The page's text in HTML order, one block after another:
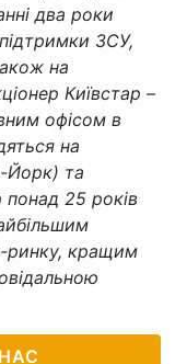
два роки
ЗСУ,
на
Київстар –
офісом в
на
Йорк) та
25 років
ринку, кращим